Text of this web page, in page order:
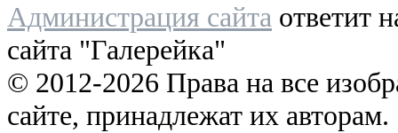
Администрация сайта ответит
сайта "Галерейка"
© 2012-2026 Права на все
сайте, принадлежат их авторам.